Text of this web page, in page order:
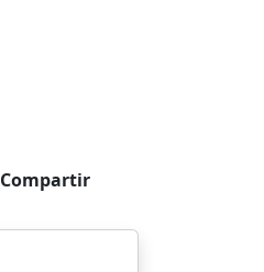
Compartir